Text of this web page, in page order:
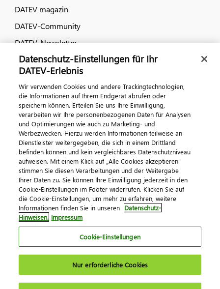
DATEV magazin
DATEV-Community
DATEV-Newsletter
Kontaktieren Sie uns
© 2026 DATEV eG
ImpressumDatenschutzAGB Kontakt
Cookie-Einstellungen
Datenschutz-Einstellungen für Ihr
DATEV-Erlebnis
Wir verwenden Cookies und andere Trackingtechnologien,
die Informationen auf Ihrem Endgerät abrufen oder
speichern können. Erteilen Sie uns Ihre Einwilligung,
verarbeiten wir Ihre personenbezogenen Daten für Analysen
und Optimierungen wie auch zu Marketing- und
Werbezwecken. Hierzu werden Informationen teilweise an
Dienstleister weitergegeben, die sich in einem Drittland
befinden können und kein vergleichbares Datenschutzniveau
aufweisen. Mit einem Klick auf „Alle Cookies akzeptieren"
stimmen Sie diesen Verarbeitungen und der Weitergabe
Ihrer Daten zu. Sie können Ihre Einwilligung jederzeit in den
Cookie-Einstellungen im Footer widerrufen. Klicken Sie auf
die Cookie-Einstellungen, um mehr zu erfahren, weitere
Informationen finden Sie in unseren Datenschutz-
Hinweisen. Impressum
Cookie-Einstellungen
Nur erforderliche Cookies